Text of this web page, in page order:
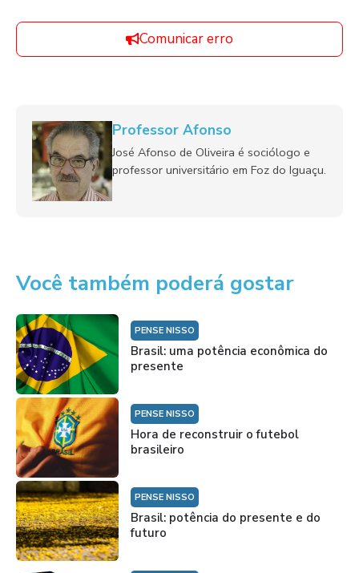
Comunicar erro
Professor Afonso
José Afonso de Oliveira é sociólogo e
professor universitário em Foz do Iguaçu.
Você também poderá gostar
PENSE NISSO
Brasil: uma potência econômica do
presente
PENSE NISSO
Hora de reconstruir o futebol
brasileiro
PENSE NISSO
Brasil: potência do presente e do
futuro